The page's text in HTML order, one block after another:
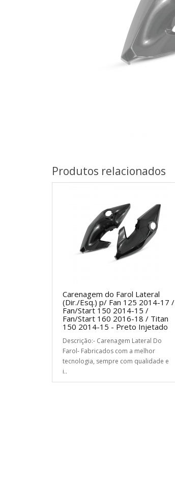
Produtos relacionados
Carenagem do Farol Lateral
(Dir./Esq.) p/ Fan 125 2014-17 /
Fan/Start 150 2014-15 /
Fan/Start 160 2016-18 / Titan
150 2014-15 - Preto Injetado
Descrição:- Carenagem Lateral Do
Farol- Fabricados com a melhor
tecnologia, sempre com qualidade e
i..